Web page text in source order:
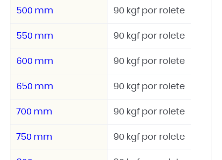
500 mm 90 kgf por rolete
550 mm 90 kgf por rolete
600 mm 90 kgf por rolete
650 mm 90 kgf por rolete
700 mm 90 kgf por rolete
750 mm 90 kgf por rolete